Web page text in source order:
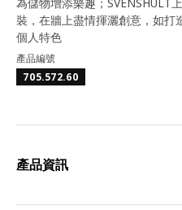
裝，在牆上盡情揮灑創意，如打
個人特色
產品編號
705.572.60
產品資訊